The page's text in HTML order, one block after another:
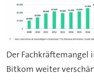
Der Fachkräftemangel
Bitkom weiter